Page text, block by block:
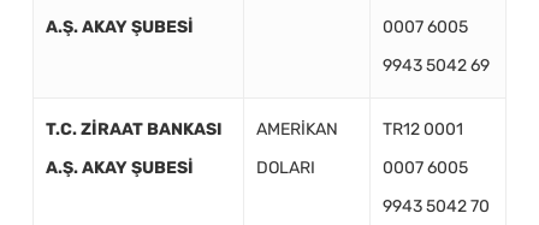
A.Ş. AKAY ŞUBESİ
0007 6005
9943 5042 69
T.C. ZİRAAT BANKASI
A.Ş. AKAY ŞUBESİ
AMERİKAN
DOLARI
TR12 0001
0007 6005
9943 5042 70